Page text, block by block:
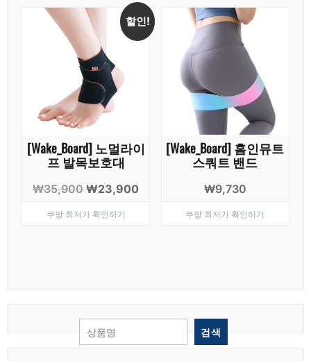
할인!
[Wake_Board] 노멀라이
프 발목보호대
₩35,900 원
가
₩23,900
쿠팡 최저가 확인하기
[Wake_Board] 홈인뮤트
스쿼트 밴드
₩9,730
쿠팡 최저가 확인하기
검색